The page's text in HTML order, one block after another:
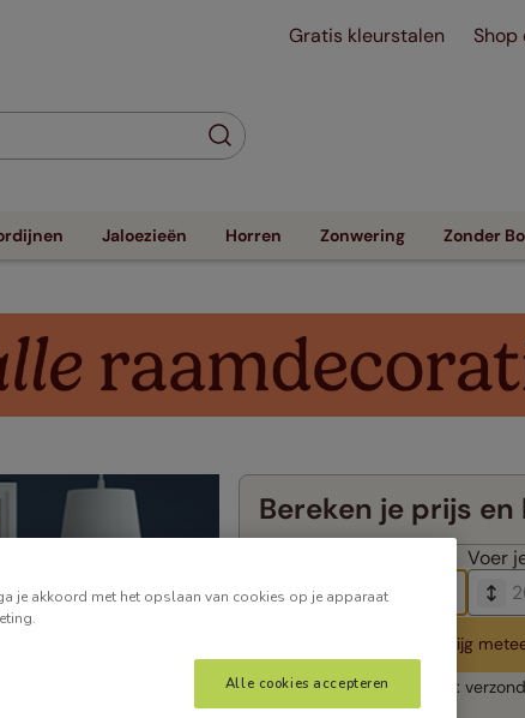
Gratis kleurstalen Shop
Jaloezieën Horren Zonwering Zonder
Bereken je prijs
Voer
Krijg
Snelle levering:
je akkoord met het opslaan van cookies op je apparaat
Alle cookies accepteren